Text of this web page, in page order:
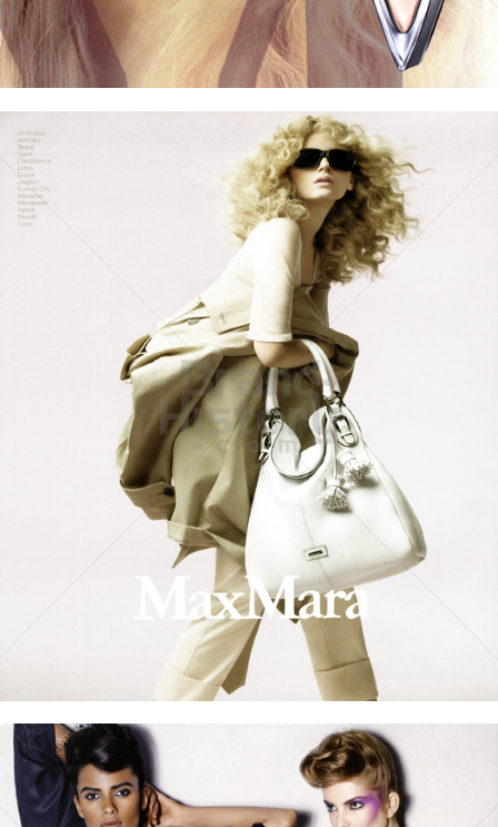
Bild-ID: 60676
MaxMara Max Mara Fashion Group